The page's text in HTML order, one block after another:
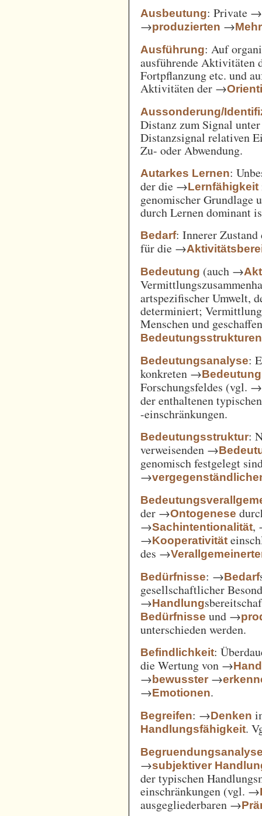
Ausbeutung: Private →
→produzierten →
Ausführung: Auf
ausführende Aktivitäten
Fortpflanzung etc. und
Aktivitäten der →
Aussonderung/
Distanz zum Signal
Distanzsignal relativen
Zu- oder Abwendung.
Autarkes Lernen:
der die →Lernfähigkeit
genomischer Grundlage
durch Lernen dominant
Bedarf: Innerer
für die →
Bedeutung (auch →
artspezifischer Umwelt,
determiniert;
Menschen und
Bedeutungsstrukturen
Bedeutungsanalyse:
konkreten →
Forschungsfeldes (vgl. →
der enthaltenen
-einschränkungen.
Bedeutungsstruktur:
verweisenden →
genomisch festgelegt
→
der →Ontogenese
→Sachintentionalität,
→Kooperativität
des →
Bedürfnisse: →Bedarf
gesellschaftlicher
→Handlung
Bedürfnisse und →
unterschieden werden.
Befindlichkeit:
die Wertung von →
→bewusster →
→Emotionen.
Begreifen: →Denken
Handlungsfähigkeit.
→subjektiver
der typischen
einschränkungen (vgl. →
ausgegliederbaren →